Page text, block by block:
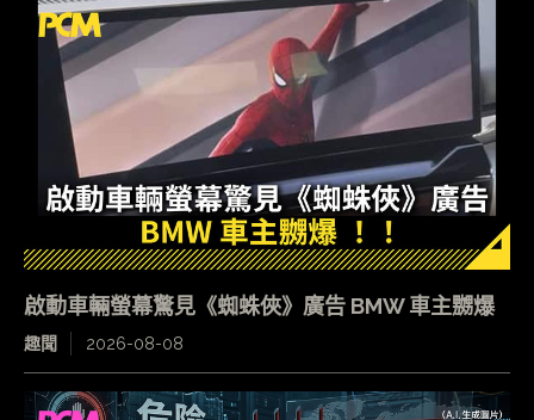
啟動車輛螢幕驚見《蜘蛛俠》廣告 BMW 車主嬲爆
趣聞 2026-08-08